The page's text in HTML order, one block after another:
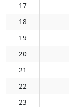
17
18
19
20
21
22
23